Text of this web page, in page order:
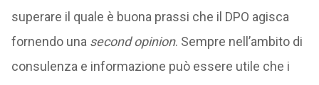
superare il quale è buona prassi che il DPO agisca
fornendo una second opinion. Sempre nell’ambito di
consulenza e informazione può essere utile che i